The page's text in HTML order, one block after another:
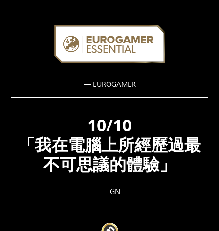
— EUROGAMER
10/10
「我在電腦上所經歷過最
不可思議的體驗」
— IGN